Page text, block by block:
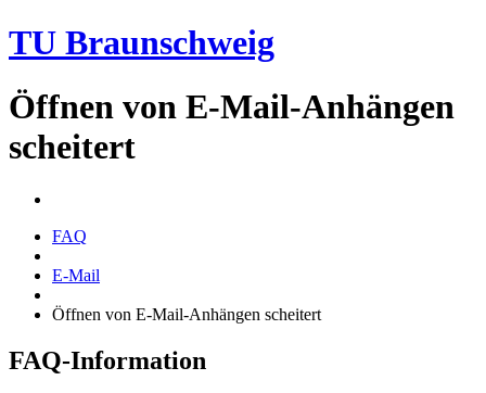
TU Braunschweig
Öffnen von E-Mail-Anhängen
scheitert
FAQ
E-Mail
Öffnen von E-Mail-Anhängen scheitert
FAQ-Information